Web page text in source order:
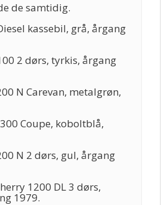
de samtidig.
kassebil, grå, årgang
2 dørs, tyrkis, årgang
N Carevan, metalgrøn,
Coupe, koboltblå,
N 2 dørs, gul, årgang
1200 DL 3 dørs,
1979.